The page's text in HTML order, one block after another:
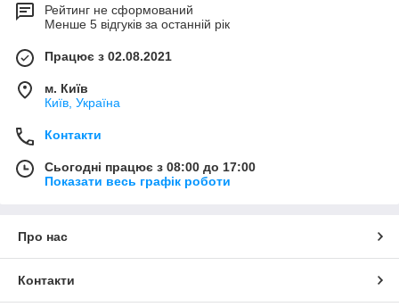
Рейтинг не сформований
Менше 5 відгуків за останній рік
Працює з 02.08.2021
м. Київ
Київ, Україна
Контакти
Сьогодні працює з 08:00 до 17:00
Показати весь графік роботи
Про нас
Контакти